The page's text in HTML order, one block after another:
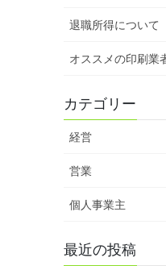
退職所得について
オススメの印刷業
カテゴリー
経営
営業
個人事業主
最近の投稿